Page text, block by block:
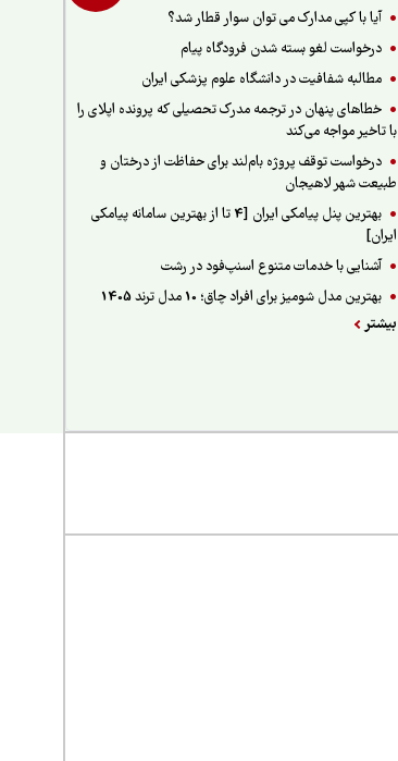
آیا با کپی مدارک می توان سوار قطار شد؟
درخواست لغو بسته شدن فرودگاه پیام
مطالبه شفافیت در دانشگاه علوم پزشکی ایران
خطاهای پنهان در ترجمه مدرک تحصیلی که پرونده اپلای را
با تاخیر مواجه می‌کند
درخواست توقف پروژه بام‌لند برای حفاظت از درختان و
طبیعت شهر لاهیجان
بهترین پنل پیامکی ایران [4 تا از بهترین سامانه پیامکی
ایران]
آشنایی با خدمات متنوع اسنپ‌فود در رشت
بهترین مدل شومیز برای افراد چاق؛ 10 مدل ترند 1405
بیشتر